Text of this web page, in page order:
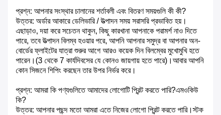
প্রশ্ন: আপনার সংস্থার চালানের শর্তাবলী এবং বিতরণ সময়গুলি কী কী?
উত্তর: অর্ডার আকারে ডেলিভারি / উত্পাদন সময় সরাসরি প্রভাবিত হয়।
এছাড়াও, দয়া করে সচেতন থাকুন, কিছু কারখানা আপনাকে পরামর্শ নাও দিতে
পারে, তবে উত্পাদন বিলম্ব হওয়ার পরে, আপনি আপনার সমুদ্র বা আপনার অন-
বোর্ডের ফ্লাইটের যাত্রা শুরুর আগে আরও কয়েক দিন বিলম্বের মুখোমুখি হতে
পারেন।(3 থেকে 7 কার্যদিবসের যে কোনও জায়গায় হতে পারে)।আবার আপনি
কোন সিজনে শিপিং করছেন তার উপর নির্ভর করে।
প্রশ্ন: আমরা কি পণ্যগুলিতে আমাদের লোগোটি প্রিন্ট করতে পারি?এমওকিউ
কি?
উত্তর: আপনার পছন্দ মতো আমরা এতে নিজের লোগো প্রিন্ট করতে পারি।স্টক